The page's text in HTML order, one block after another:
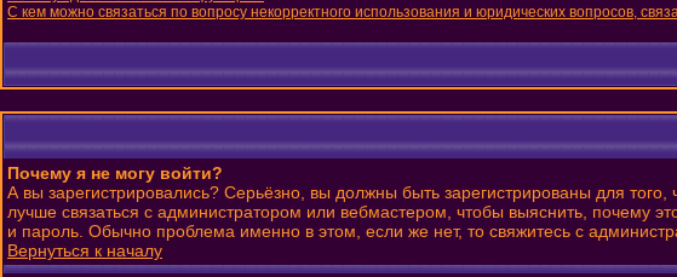
С кем можно связаться по вопросу некорректного использования и юридических вопросов,
Почему я не могу войти?
А вы зарегистрировались? Серьёзно, вы должны быть зарегистрированы для
лучше связаться с администратором или вебмастером, чтобы выяснить, почему
и пароль. Обычно проблема именно в этом, если же нет, то свяжитесь с
Вернуться к началу